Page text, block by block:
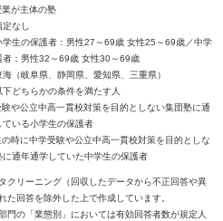
が主体の塾
定なし
学生の保護者：男性27～69歳 女性25～69歳／中学
者：男性32～69歳 女性30～69歳
（岐阜県、静岡県、愛知県、三重県）
下どちらかの条件を満たす人
や公立中高一貫校対策を目的としない集団塾に通
ている小学生の保護者
時に中学受験や公立中高一貫校対策を目的としな
に通年通学していた中学生の保護者
クリーニング（回収したデータから不正回答や異
回答を除外した上で作成しています。
の「業態別」においては有効回答者数が規定人